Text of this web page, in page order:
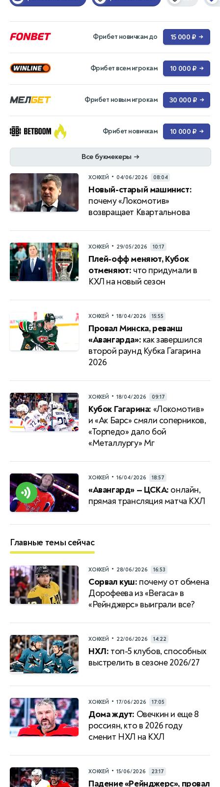
Фрибет новичкам до 15 000 ₽ →
Фрибет всем игрокам 10 000 ₽ →
Фрибет новым игрокам 30 000 ₽ →
Фрибет новичкам 10 000 ₽ →
Все букмекеры →
ХОККЕЙ • 04/06/2026 08:04
Новый-старый машинист:
почему «Локомотив»
возвращает Квартальнова
ХОККЕЙ • 29/05/2026 10:17
Плей-офф меняют, Кубок
отменяют: что придумали в
КХЛ на новый сезон
ХОККЕЙ • 18/04/2026 15:55
Провал Минска, реванш
«Авангарда»: как завершился
второй раунд Кубка Гагарина
2026
ХОККЕЙ • 18/04/2026 09:17
Кубок Гагарина: «Локомотив»
и «Ак Барс» смяли соперников,
«Торпедо» дало бой
«Металлургу» Мг
ХОККЕЙ • 16/04/2026 18:57
«Авангард» — ЦСКА: онлайн,
прямая трансляция матча КХЛ
Главные темы сейчас
ХОККЕЙ • 28/06/2026 16:53
Сорвал куш: почему от обмена
Дорофеева из «Вегаса» в
«Рейнджерс» выиграли все?
ХОККЕЙ • 22/06/2026 14:22
НХЛ: топ-5 клубов, способных
выстрелить в сезоне 2026/27
ХОККЕЙ • 17/06/2026 17:05
Дома ждут: Овечкин и еще 8
россиян, кто в 2026 году
сменит НХЛ на КХЛ
ХОККЕЙ • 15/06/2026 23:17
Падение «Рейнджерс», провал